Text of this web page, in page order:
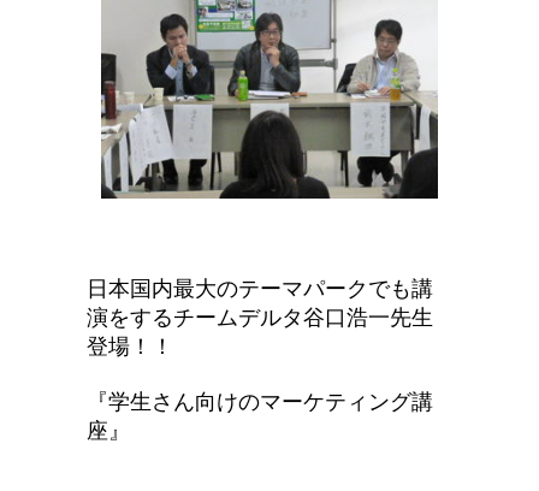
日本国内最大のテーマパークでも講
演をするチームデルタ谷口浩一先生
登場！！
『学生さん向けのマーケティング講
座 』